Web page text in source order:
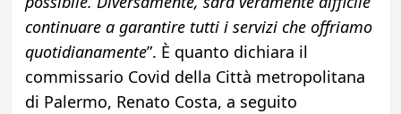
continuare a garantire tutti i servizi che offriamo
quotidianamente”. È quanto dichiara il
commissario Covid della Città metropolitana
di Palermo, Renato Costa, a seguito